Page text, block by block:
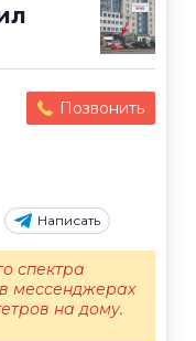
Позвонить
Написать
спектра
мессенджерах
на дому.